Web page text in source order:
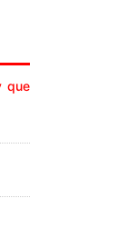
que